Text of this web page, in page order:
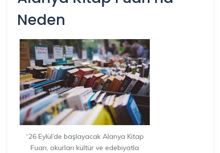
Neden
“26 Eylül’de başlayacak Alanya Kitap
Fuarı, okurları kültür ve edebiyatla